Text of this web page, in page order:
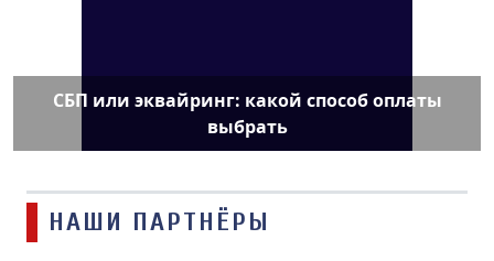
СБП или эквайринг: какой способ оплаты
выбрать
НАШИ ПАРТНЁРЫ